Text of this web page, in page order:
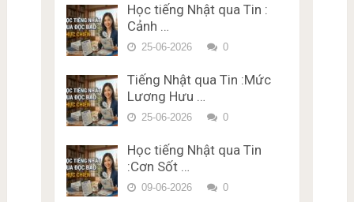
Đề thi trắc nghiệm Lý thuyết
bằng lái xe ở Nhật Bản Miễn
Phí Karimen 10 câu Đề 5
Vựng – Chữ Hán Đề 15
Học tiếng Nhật qua Tin :
Cảnh …
25-06-2026 0
Tiếng Nhật qua Tin :Mức
Lương Hưu …
25-06-2026 0
Học tiếng Nhật qua Tin
:Cơn Sốt …
09-06-2026 0